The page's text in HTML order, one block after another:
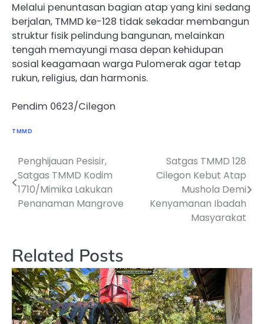
Melalui penuntasan bagian atap yang kini sedang
berjalan, TMMD ke-128 tidak sekadar membangun
struktur fisik pelindung bangunan, melainkan
tengah memayungi masa depan kehidupan
sosial keagamaan warga Pulomerak agar tetap
rukun, religius, dan harmonis.
Pendim 0623/Cilegon
TMMD
Navigasi
pos
Penghijauan Pesisir,
Satgas TMMD Kodim
1710/Mimika Lakukan
Penanaman Mangrove
Satgas TMMD 128
Cilegon Kebut Atap
Mushola Demi
Kenyamanan Ibadah
Masyarakat
Related Posts